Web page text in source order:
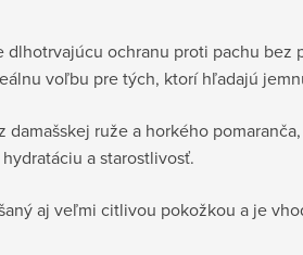
dlhotrvajúcu ochranu proti pachu bez
voľbu pre tých, ktorí hľadajú
damašskej ruže a horkého
a starostlivosť.
aj veľmi citlivou pokožkou a je